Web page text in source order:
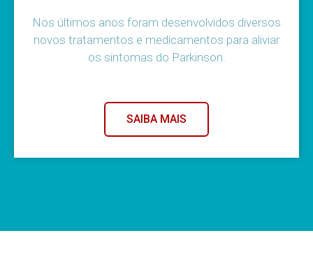
Nos últimos anos foram desenvolvidos diversos
novos tratamentos e medicamentos para aliviar
os sintomas do Parkinson.
SAIBA MAIS